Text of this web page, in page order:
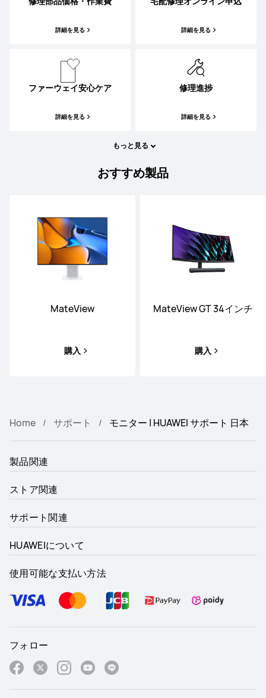
詳細を見る 詳細を見る
ファーウェイ安心ケア
詳細を見る
修理進捗
詳細を見る
もっと見る
おすすめ製品
MateView
購入
MateView GT 34インチ
購入
Home サポート モニター | HUAWEI サポート 日本
製品関連
ストア関連
サポート関連
HUAWEIについて
使用可能な支払い方法
フォロー